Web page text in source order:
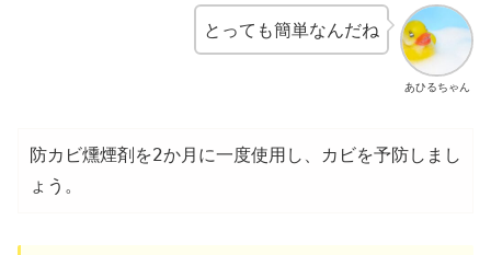
あひるちゃん
とっても簡単なんだね
防カビ燻煙剤を2か月に一度使用し、カビを予防しまし
ょう。